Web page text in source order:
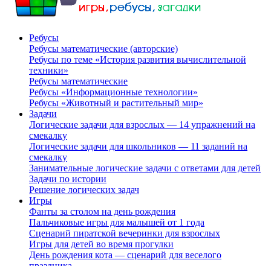
Ребусы
Ребусы математические (авторские)
Ребусы по теме «История развития вычислительной
техники»
Ребусы математические
Ребусы «Информационные технологии»
Ребусы «Животный и растительный мир»
Задачи
Логические задачи для взрослых — 14 упражнений на
смекалку
Логические задачи для школьников — 11 заданий на
смекалку
Занимательные логические задачи с ответами для детей
Задачи по истории
Решение логических задач
Игры
Фанты за столом на день рождения
Пальчиковые игры для малышей от 1 года
Сценарий пиратской вечеринки для взрослых
Игры для детей во время прогулки
День рождения кота — сценарий для веселого